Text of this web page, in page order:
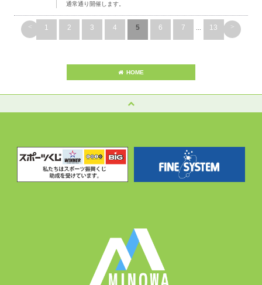
通常通り開催します。
< 1 2 3 4 5 6 7 ... 13 >
HOME